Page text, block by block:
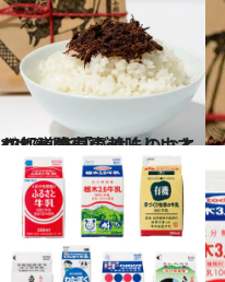
2017.8.13
47都道府県の美味しいすぐれもの 「ごはんのおとも」～関東篇～
グルメ